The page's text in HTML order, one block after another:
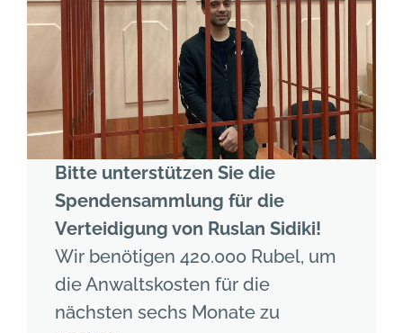
Bitte unterstützen Sie die
Spendensammlung für die
Verteidigung von Ruslan Sidiki!
Wir benötigen 420.000 Rubel, um
die Anwaltskosten für die
nächsten sechs Monate zu